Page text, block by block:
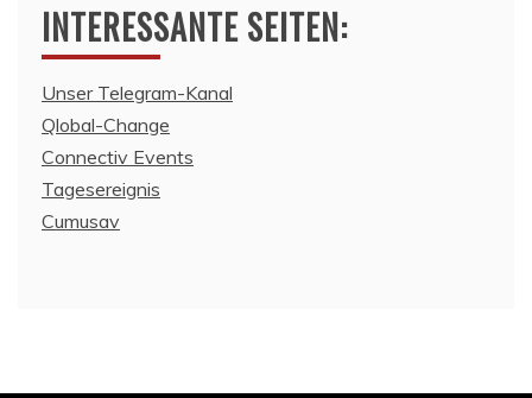
INTERESSANTE SEITEN:
Unser Telegram-Kanal
Qlobal-Change
Connectiv Events
Tagesereignis
Cumusav